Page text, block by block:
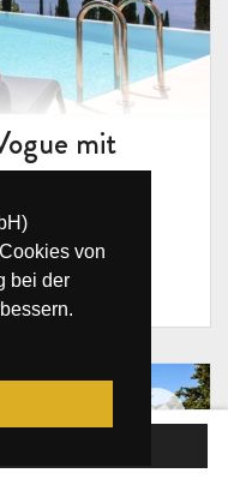
von
bei der
mit
m